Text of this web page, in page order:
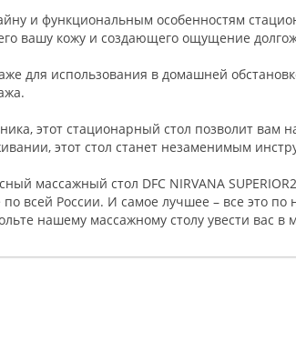
и функциональным особенностям
вашу кожу и создающего ощущение
для использования в домашней
этот стационарный стол позволит вам
этот стол станет незаменимым
массажный стол DFC NIRVANA
всей России. И самое лучшее – все это по
нашему массажному столу увести вас в